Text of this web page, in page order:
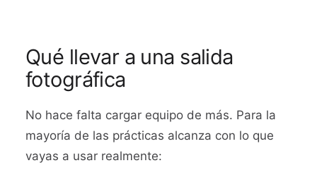
Qué llevar a una salida
fotográfica
No hace falta cargar equipo de más. Para la
mayoría de las prácticas alcanza con lo que
vayas a usar realmente: